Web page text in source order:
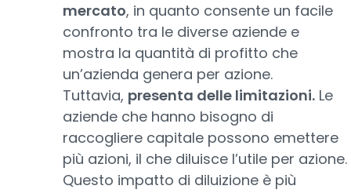
mercato, in quanto consente un facile
confronto tra le diverse aziende e
mostra la quantità di profitto che
un’azienda genera per azione.
Tuttavia, presenta delle limitazioni. Le
aziende che hanno bisogno di
raccogliere capitale possono emettere
più azioni, il che diluisce l’utile per azione.
Questo impatto di diluizione è più